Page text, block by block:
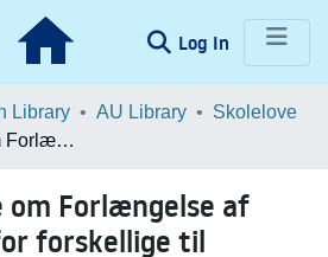
Log In (current)
Library AU Library
Skolelove
Bekendgørelse om Forlængelse af Valgperioden for forskellige til Folkeskolens Administration knyttede Kommissioner og Raad
om Forlængelse af
forskellige til